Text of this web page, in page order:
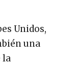
Unidos,
una
la